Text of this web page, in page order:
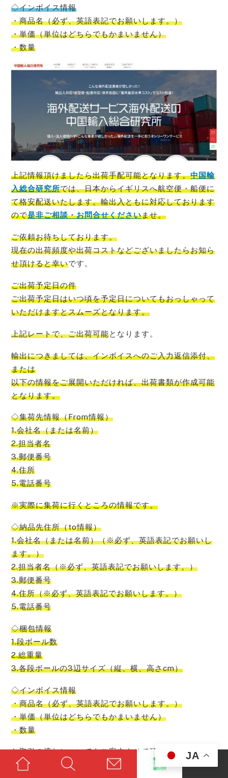
◇インボイス情報
・商品名（必ず、英語表記でお願いします。）
・単価（単位はどちらでもかまいません）
・数量
上記情報頂けましたら出荷手配可能となります。中国輸
入総合研究所では、日本からイギリスへ航空便・船便に
て格安配送いたします。輸出入ともに対応しております
ので是非ご相談・お問合せくださいませ。
ご依頼お待ちしております。
現在の出荷頻度や出荷コストなどございましたらお知ら
せ頂けると幸いです。
ご出荷予定日の件
ご出荷予定日はいつ頃を予定日についてもおっしゃって
いただけますとスムーズとなります。
上記レートで、ご出荷可能となります。
輸出につきましては、インボイスへのご入力返信添付、
または
以下の情報をご展開いただければ、出荷書類が作成可能
となります。
◇集荷先情報（From情報）
1.会社名（または名前）
2.担当者名
3.郵便番号
4.住所
5.電話番号
※実際に集荷に行くところの情報です。
◇納品先住所（to情報）
1.会社名（または名前）（※必ず、英語表記でお願いし
ます。）
2.担当者名（※必ず、英語表記でお願いします。）
3.郵便番号
4.住所（※必ず、英語表記でお願いします。）
5.電話番号
◇梱包情報
1.段ボール数
2.総重量
3.各段ボールの3辺サイズ（縦、横、高さcm）
◇インボイス情報
・商品名（必ず、英語表記でお願いします。）
・単価（単位はどちらでもかまいません）
・数量
お取引の流れについてもご案内させて頂きます。JA